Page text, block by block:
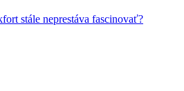
stále neprestáva fascinovať?